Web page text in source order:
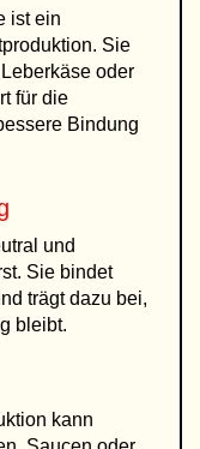
ist ein
Sie
oder
für die
Bindung
und
Sie bindet
trägt dazu bei,
bleibt.
kann